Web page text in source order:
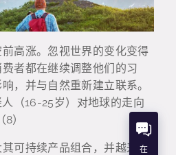
高涨。忽视世界的变化变得
者都在继续调整他们的习
，并与自然重新建立联系。
（16-25岁）对地球的走向
）
可持续产品组合，并越来越
在